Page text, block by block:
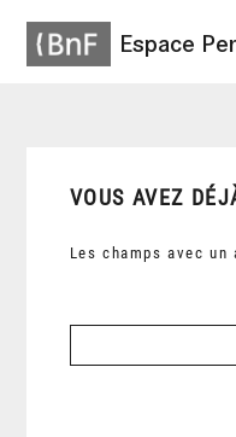
Espace
VOUS AVEZ
Les champs avec